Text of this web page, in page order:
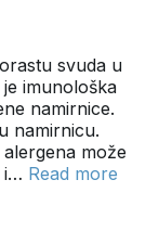
svuda u
imunološka
namirnice.
namirnicu.
može
i… Read more